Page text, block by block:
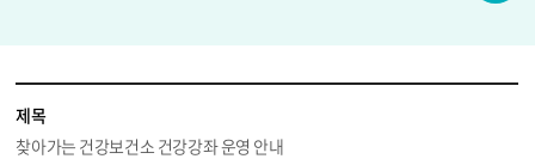
제목
찾아가는 건강보건소 건강강좌 운영 안내